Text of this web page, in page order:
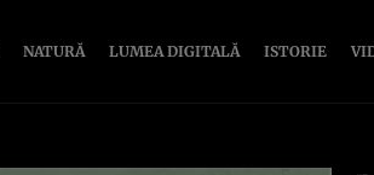
NATURĂ LUMEA DIGITALĂ ISTORIE